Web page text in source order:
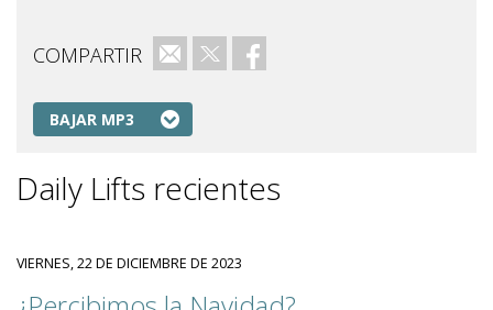
COMPARTIR Correo electrónico
TwitterFacebook
BAJAR MP3
Daily Lifts recientes
VIERNES, 22 DE DICIEMBRE DE 2023